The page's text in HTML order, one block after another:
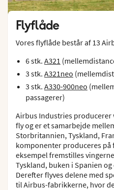
Flyflåde
Vores flyflåde består af 13
6 stk. A321
3 stk. A321neo
3 stk. A330-900neo
passagerer)
Airbus Industries producerer
fly og er et samarbejde
Storbritannien, Tyskland,
komponenter produceres på
eksempel fremstilles
Tyskland, buken i Spanien
Derefter flyves delene med
til Airbus-fabrikkerne, hvor